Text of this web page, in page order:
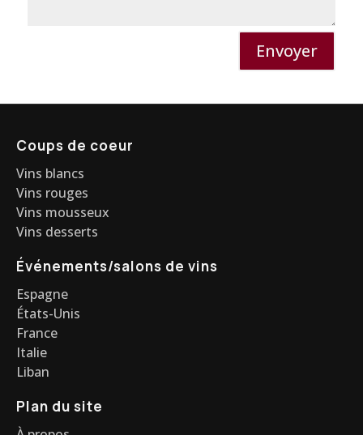
Envoyer
Coups de coeur
Vins blancs
Vins rouges
Vins mousseux
Vins desserts
Événements/salons de vins
Espagne
États-Unis
France
Italie
Liban
Plan du site